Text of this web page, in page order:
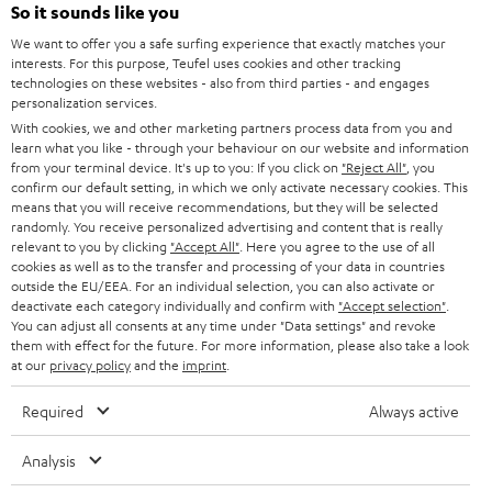
e
r
a
n
m
e
l
d
u
n
g
Kategorien
HEIMKINO
HEIMKINO-KOMPLETTANLAGEN
SOUNDBARS
STEREO
SMART HOME
BLUETOOTH-LAUTSPRECHER
KOPFHÖRER
Unternehmen
SUPPORT
KARRIERE
PRESSE & MARKETING
GESCHÄFTSKUNDEN
PARTNERPROGRAMM
BLOG
Teufel Onlineshops
DEUTSCHLAND
ÖSTERREICH
SCHWEIZ
NIEDERLANDE
So it sounds like you
We want to offer you a safe surfing experience that exactly matches your
interests. For this purpose, Teufel uses cookies and other tracking
technologies on these websites - also from third parties - and engages
personalization services.
With cookies, we and other marketing partners process data from you and
learn what you like - through your behaviour on our website and information
from your terminal device. It's up to you: If you click on "Reject All" , you
confirm our default setting, in which we only activate necessary cookies. This
means that you will receive recommendations, but they will be selected
randomly. You receive personalized advertising and content that is really
relevant to you by clicking "Accept All" . Here you agree to the use of all
cookies as well as to the transfer and processing of your data in countries
outside the EU/EEA. For an individual selection, you can also activate or
deactivate each category individually and confirm with "Accept selection"
You can adjust all consents at any time under "Data settings" and revoke
them with effect for the future. For more information, please also take a look
at our privacy policyand the imprint
Required Always active
Analysis